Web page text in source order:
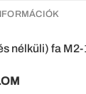
nélküli) fa